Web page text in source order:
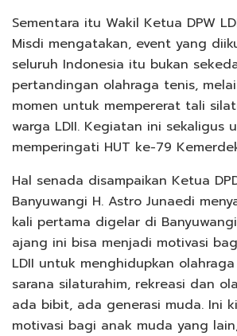
Sementara itu Wakil Ketua DPW
Misdi mengatakan, event yang
seluruh Indonesia itu bukan
pertandingan olahraga tenis,
momen untuk mempererat tali
warga LDII. Kegiatan ini sekaligus
memperingati HUT ke-79
Hal senada disampaikan Ketua
Banyuwangi H. Astro Junaedi
kali pertama digelar di
ajang ini bisa menjadi motivasi
LDII untuk menghidupkan
sarana silaturahim, rekreasi dan
ada bibit, ada generasi muda. Ini
motivasi bagi anak muda yang